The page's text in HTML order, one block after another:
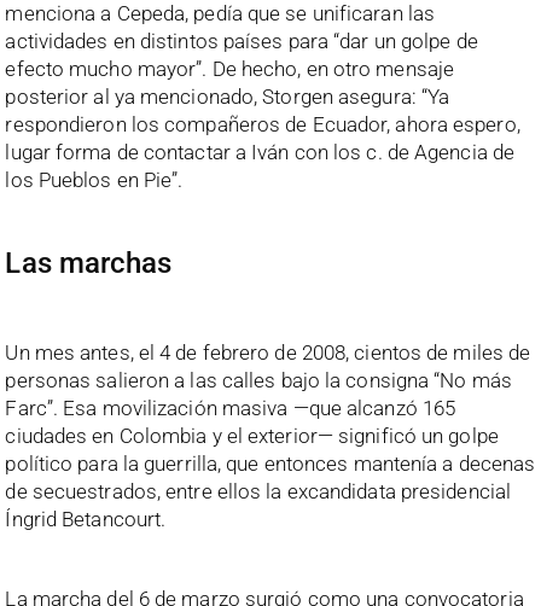
menciona a Cepeda, pedía que se unificaran las
actividades en distintos países para “dar un golpe de
efecto mucho mayor”. De hecho, en otro mensaje
posterior al ya mencionado, Storgen asegura: “Ya
respondieron los compañeros de Ecuador, ahora espero,
lugar forma de contactar a Iván con los c. de Agencia de
los Pueblos en Pie”.
Las marchas
Un mes antes, el 4 de febrero de 2008, cientos de miles de
personas salieron a las calles bajo la consigna “No más
Farc”. Esa movilización masiva —que alcanzó 165
ciudades en Colombia y el exterior— significó un golpe
político para la guerrilla, que entonces mantenía a decenas
de secuestrados, entre ellos la excandidata presidencial
Íngrid Betancourt.
La marcha del 6 de marzo surgió como una convocatoria